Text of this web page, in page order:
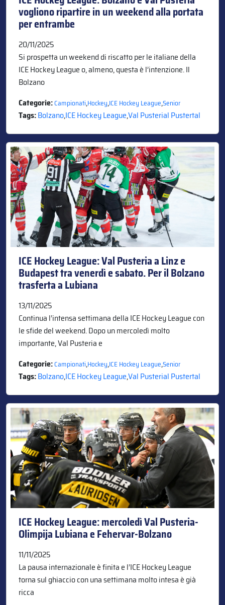
vogliono ripartire in un weekend alla portata
per entrambe
20/11/2025
Si prospetta un weekend di riscatto per le italiane della
ICE Hockey League o, almeno, questa è l’intenzione. Il
Bolzano
Categorie:Campionati,Hockey,ICE Hockey League,Senior
Tags:Bolzano,ICE Hockey League,Val Pusterial Pustertal
ICE Hockey League: Val Pusteria a Linz e
Budapest tra venerdì e sabato. Per il Bolzano
trasferta a Lubiana
13/11/2025
Continua l’intensa settimana della ICE Hockey League con
le sfide del weekend. Dopo un mercoledì molto
importante, Val Pusteria e
Categorie:Campionati,Hockey,ICE Hockey League,Senior
Tags:Bolzano,ICE Hockey League,Val Pusterial Pustertal
ICE Hockey League: mercoledì Val Pusteria-
Olimpija Lubiana e Fehervar-Bolzano
11/11/2025
La pausa internazionale è finita e l’ICE Hockey League
torna sul ghiaccio con una settimana molto intesa è già
ricca